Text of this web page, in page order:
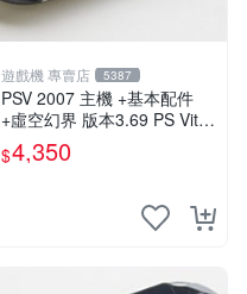
遊戲機 專賣店 5387
PSV 2007 主機 +基本配件
+虛空幻界 版本3.69 PS Vita2
$4,350